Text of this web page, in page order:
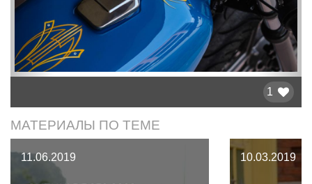
1
МАТЕРИАЛЫ ПО ТЕМЕ
11.06.2019 10.03.2019